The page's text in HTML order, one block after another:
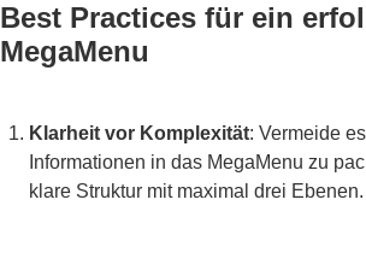
Best Practices für ein
MegaMenu
Klarheit vor Komplexität: Vermeide
Informationen in das MegaMenu zu
klare Struktur mit maximal drei Ebenen.